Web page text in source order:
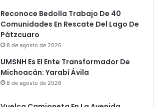
Reconoce Bedolla Trabajo De 40
Comunidades En Rescate Del Lago De
Pátzcuaro
8 de agosto de 2026
UMSNH Es El Ente Transformador De
Michoacán: Yarabí Ávila
8 de agosto de 2026